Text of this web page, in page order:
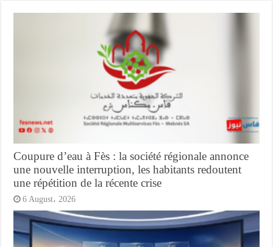
Coupure d’eau à Fès : la société régionale annonce
une nouvelle interruption, les habitants redoutent
une répétition de la récente crise
6 August، 2026